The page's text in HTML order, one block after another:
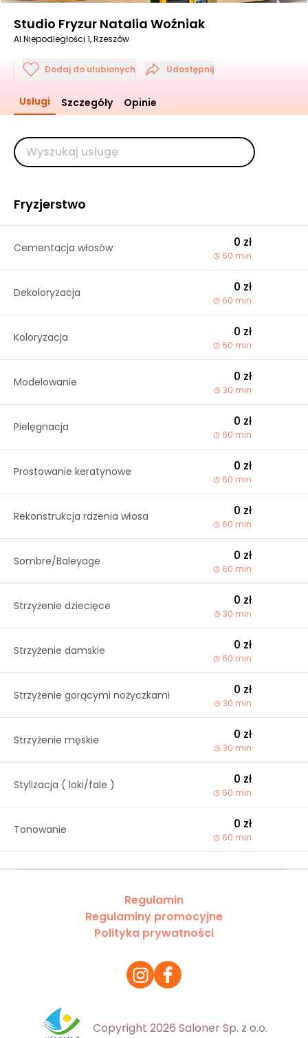
Studio Fryzur Natalia Woźniak
Al.Niepodległości 1, Rzeszów
Dodaj do ulubionych Udostępnij
Usługi Szczegóły Opinie
Fryzjerstwo
Cementacja włosów 0 zł
60 min
Dekoloryzacja 0 zł
60 min
Koloryzacja 0 zł
60 min
Modelowanie 0 zł
30 min
Pielęgnacja 0 zł
60 min
Prostowanie keratynowe 0 zł
60 min
Rekonstrukcja rdzenia włosa 0 zł
60 min
Sombre/Baleyage 0 zł
60 min
Strzyżenie dziecięce 0 zł
30 min
Strzyżenie damskie 0 zł
60 min
Strzyżenie gorącymi nożyczkami 0 zł
30 min
Strzyżenie męskie 0 zł
30 min
Stylizacja ( loki/fale ) 0 zł
60 min
Tonowanie 0 zł
60 min
Regulamin
Regulaminy promocyjne
Polityka prywatności
Copyright 2026 Saloner Sp. z o.o.